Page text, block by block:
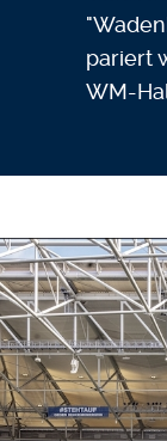
pariert
WM-